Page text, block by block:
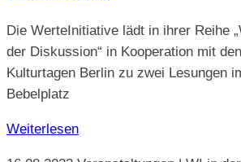
Die WerteInitiative lädt in ihrer Reihe
der Diskussion“ in Kooperation mit
Kulturtagen Berlin zu zwei Lesungen
Bebelplatz
Weiterlesen